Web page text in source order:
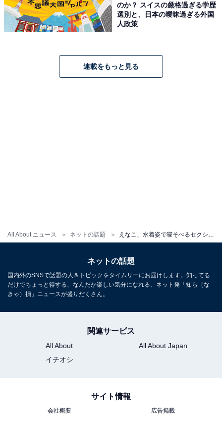
All About ニュース ネットの話題 えなこ、水着姿で寝そべるセクシーショットを披露！ 「かわいいお尻」「ラインがきれい」
のか？ スイスの厳格過ぎる学歴
選別と、日本の曖昧過ぎる外国
人政策
連載をもっと見る
ネットの話題
国内外のSNSで話題の人＆トピックをタイムリーにお届けします。知ってる
だけでちょっと得する、なんだか楽しい気分になれる、ネット発「知ら（な
きゃ）損」ニュースが盛りだくさん。
関連サービス
All About
All About Japan
イチオシ
サイト情報
会社概要
広告掲載